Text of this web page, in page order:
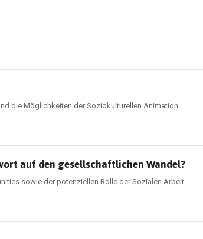
die Möglichkeiten der Soziokulturellen Animation
auf den gesellschaftlichen Wandel?
sowie der potenziellen Rolle der Sozialen Arbeit